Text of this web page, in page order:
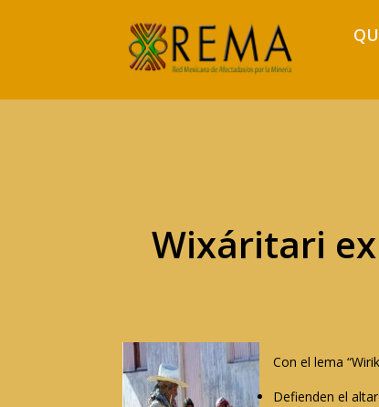
Wixáritari
Con el lema
Defienden el